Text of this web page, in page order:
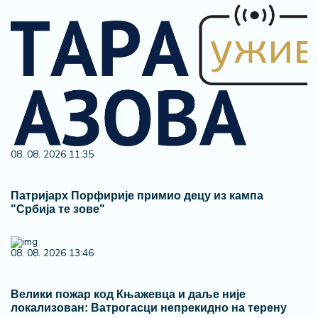
08. 08. 2026 11:35
Патријарх Порфирије примио децу из кампа
"Србија те зове"
08. 08. 2026 13:46
Велики пожар код Књажевца и даље није
локализован: Ватрогасци непрекидно на терену